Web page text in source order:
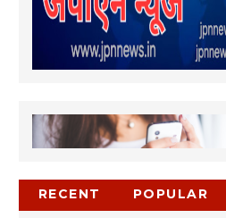
RECENT POPULAR